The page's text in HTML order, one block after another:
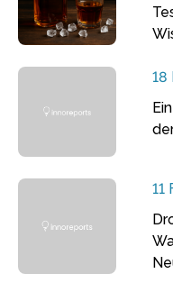
18
11